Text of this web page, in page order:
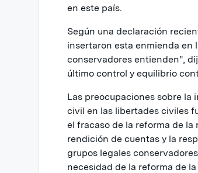
en este país.
Según una declaración
insertaron esta enmienda en
conservadores entienden",
último control y equilibrio
Las preocupaciones sobre la
civil en las libertades civiles
el fracaso de la reforma de
rendición de cuentas y la
grupos legales
necesidad de la reforma de